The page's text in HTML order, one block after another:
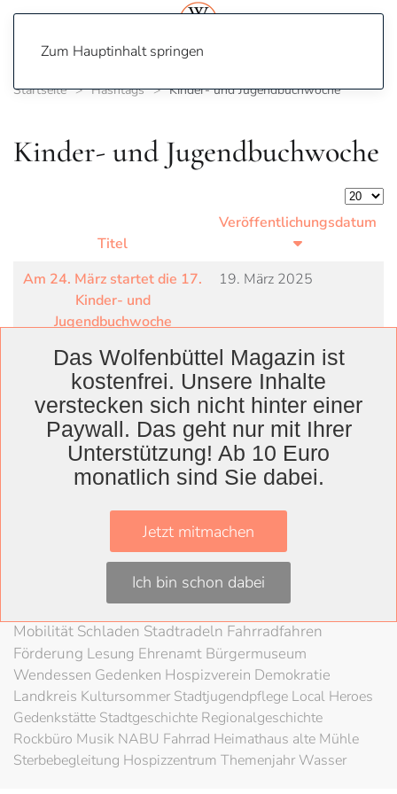
Zum Hauptinhalt springen
Startseite Hashtags Kinder- und Jugendbuchwoche
Kinder- und Jugendbuchwoche
Titel
Veröffentlichungsdatum
Am 24. März startet die 17.
Kinder- und
Jugendbuchwoche
19. März 2025
WolfenbüttelLandkreis
WolfenbüttelLessingtheater Ausstellung
Herzog August BibliothekNachhaltigkeit
KunstvereinMuseum
Braunschweigische LandschaftHABSchloss
80 Jahre KriegsendeLiteratur
SchöppenstedtUmweltschutzLAG Rock
Mobilität Schladen Stadtradeln Fahrradfahren
Förderung Lesung Ehrenamt Bürgermuseum
Wendessen Gedenken Hospizverein Demokratie
Landkreis KultursommerStadtjugendpflege Local Heroes
Gedenkstätte Stadtgeschichte Regionalgeschichte
Rockbüro Musik NABU Fahrrad Heimathaus alte Mühle
Sterbebegleitung Hospizzentrum Themenjahr Wasser
Das Wolfenbüttel Magazin ist
kostenfrei. Unsere Inhalte
verstecken sich nicht hinter einer
Paywall. Das geht nur mit Ihrer
Unterstützung! Ab 10 Euro
monatlich sind Sie dabei.
Jetzt mitmachen
Ich bin schon dabei